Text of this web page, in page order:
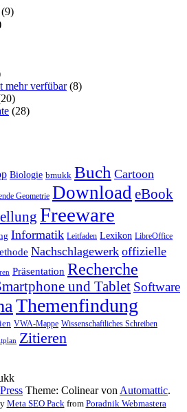
(9)
mehr verfübar(8)
(28)
Biologie bmukk Buch Cartoon
Geometrie DownloadeBook
Freeware
Informatik Leitfaden Lexikon LibreOffice
Nachschlagewerk offizielle
Präsentation Recherche
und Tablet Software
Themenfindung
VWA-Mappe Wissenschaftliches Schreiben
Zitieren
Theme: Colinear von Automattic.
Meta SEO Packfrom Poradnik Webmastera